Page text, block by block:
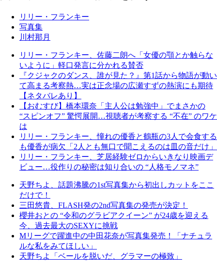
リリー・フランキー
写真集
川村那月
リリー・フランキー、佐藤二朗へ「女優の顎とか触らな
いように」軽口発言に分かれる賛否
『クジャクのダンス、誰が見た？』第1話から物語が動い
て高まる考察熱…実は正念場の広瀬すずの熱演にも期待
【ネタバレあり】
【おむすび】橋本環奈「主人公は勉強中」でまさかの
“スピンオフ” 驚愕展開…視聴者が考察する “不在” のワケ
は
リリー・フランキー、憧れの優香と鶴瓶の3人で会食する
も優香が病欠「2人とも無口で聞こえるのは皿の音だけ」
リリー・フランキー、芝居経験ゼロからいきなり映画デ
ビュー…役作りの秘密は知り合いの “人格モノマネ”
天野ちよ、話題沸騰の1st写真集から初出しカットをここ
だけで！
三田悠貴、FLASH発の2nd写真集の発売が決定！
櫻井おとの “令和のグラビアクイーン” が24歳を迎える
今、過去最大のSEXYに挑戦
Mリーグで躍進中の中田花奈が写真集発売！「ナチュラ
ルな私をみてほしい」
天野ちよ「ベールを脱いだ、グラマーの極致」